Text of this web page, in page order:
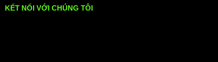
KẾT NỐI VỚI CHÚNG TÔI